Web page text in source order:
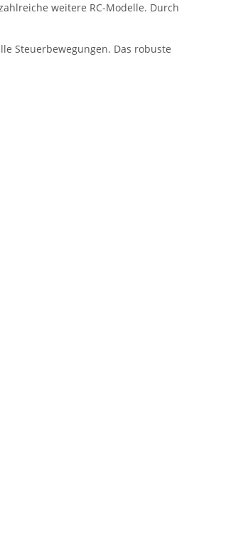
weitere RC-Modelle. Durch
Steuerbewegungen. Das robuste